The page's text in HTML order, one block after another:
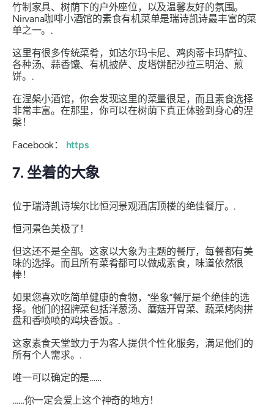
竹制家具、树荫下的户外座位，以及温馨友好的氛围。
Nirvana咖啡小酒馆的素食有机菜单是瑞诗凯诗最丰富的菜
单之一。.
这里有很多传统菜肴，如达尔玛卡尼、鸡肉蒂卡玛萨拉、
各种汤、蒜香馕、有机披萨、皮塔饼配沙拉三明治、煎
饼。.
在涅槃小酒馆，你会发现这里的菜量很足，而且素食选择
非常丰富。在那里，你可以在树荫下真正体验到身心的涅
槃！
Facebook： https
7. 坐着的大象
位于瑞诗凯诗埃尔比恒河景观酒店顶楼的绝佳餐厅。.
恒河景色美极了！
但这还不是全部。这家以大象为主题的餐厅，每餐都有美
味的选择。而且所有菜肴都可以做成素食，味道依然很
棒！
如果您喜欢吃简单健康的食物，“坐象”餐厅是个绝佳的选
择。他们的招牌菜包括洋葱汤、蘑菇开胃菜、蔬菜烤肉拼
盘和香喷喷的鸡块香饭。.
这家素食天堂致力于为客人提供个性化服务，满足他们的
所有个人需求。.
唯一可以确定的是……
……你一定会爱上这个神奇的地方！